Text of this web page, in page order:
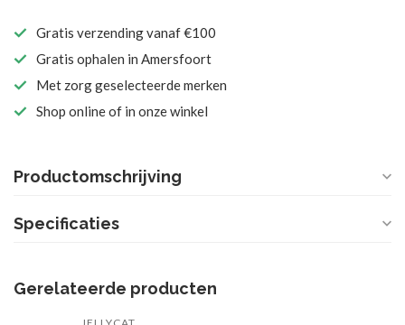
Gratis verzending vanaf €100
Gratis ophalen in Amersfoort
Met zorg geselecteerde merken
Shop online of in onze winkel
Productomschrijving
Specificaties
Gerelateerde producten